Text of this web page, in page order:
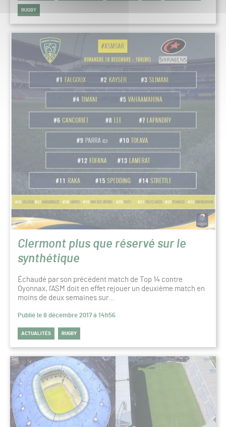
RUGBY
Clermont plus que réservé sur le
synthétique
Échaudé par son précédent match de Top 14 contre
Oyonnax, l’ASM doit en effet rejouer un deuxième match en
moins de deux semaines sur…
Publié le 8 décembre 2017 à 14h56
ACTUALITÉS RUGBY